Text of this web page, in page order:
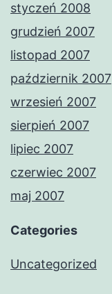
styczeń 2008
grudzień 2007
listopad 2007
październik 2007
wrzesień 2007
sierpień 2007
lipiec 2007
czerwiec 2007
maj 2007
Categories
Uncategorized